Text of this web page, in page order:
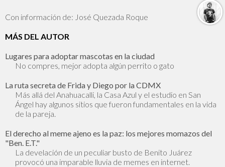
Con información de: José Quezada Roque
MÁS DEL AUTOR
Lugares para adoptar mascotas en la ciudad
No compres, mejor adopta algún perrito o gato
La ruta secreta de Frida y Diego por la CDMX
Más allá del Anahuacalli, la Casa Azul y el estudio en San
Ángel hay algunos sitios que fueron fundamentales en la vida
de la pareja.
El derecho al meme ajeno es la paz: los mejores momazos del
"Ben. E.T."
La develación de un peculiar busto de Benito Juárez
provocó una imparable lluvia de memes en internet.